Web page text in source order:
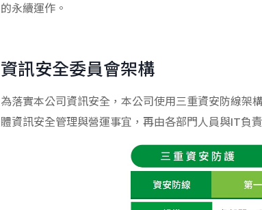
的永續運作。
資訊安全委員會架構
為落實本公司資訊安全，本公司使用三重資安防線架
體資訊安全管理與營運事宜，再由各部門人員與IT負